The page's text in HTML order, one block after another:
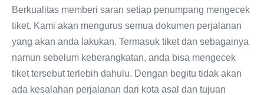
Berkualitas memberi saran setiap penumpang mengecek
tiket. Kami akan mengurus semua dokumen perjalanan
yang akan anda lakukan. Termasuk tiket dan sebagainya
namun sebelum keberangkatan, anda bisa mengecek
tiket tersebut terlebih dahulu. Dengan begitu tidak akan
ada kesalahan perjalanan dari kota asal dan tujuan